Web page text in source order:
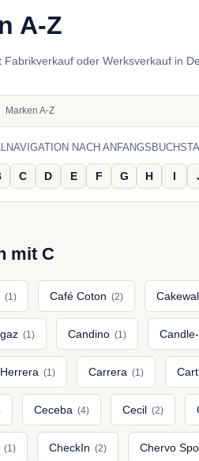
A-Z
Fabrikverkauf oder Werksverkauf in
Marken A-Z
NACH
C D E F G H I
mit C
(1) Café Coton (2)
(1) Candino (1)
(1) Carrera (1)
Ceceba (4) Cecil (2)
(1) CheckIn (2) Chervo